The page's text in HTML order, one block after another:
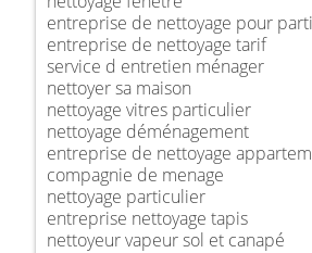
entreprise de nettoyage pour
entreprise de nettoyage tarif
service d entretien ménager
nettoyer sa maison
nettoyage vitres particulier
nettoyage déménagement
entreprise de nettoyage
compagnie de menage
nettoyage particulier
entreprise nettoyage tapis
nettoyeur vapeur sol et canapé